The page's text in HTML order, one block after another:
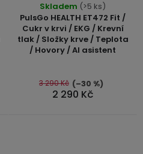
PulsGo HEALTH ET472 Fit /
Cukr v krvi / EKG / Krevní
tlak / Složky krve / Teplota
/ Hovory / AI asistent
hodnocení
produktu
je
5,0
5
hvězdiček.
Skladem (>5 ks)
2 290 Kč
3 290 Kč (–30 %)